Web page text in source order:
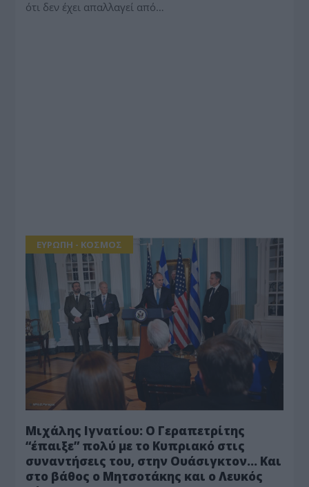
ότι δεν έχει απαλλαγεί από…
ΕΥΡΩΠΗ - ΚΟΣΜΟΣ
Μιχάλης Ιγνατίου: Ο Γεραπετρίτης
“έπαιξε” πολύ με το Κυπριακό στις
συναντήσεις του, στην Ουάσιγκτον… Και
στο βάθος ο Μητσοτάκης και ο Λευκός